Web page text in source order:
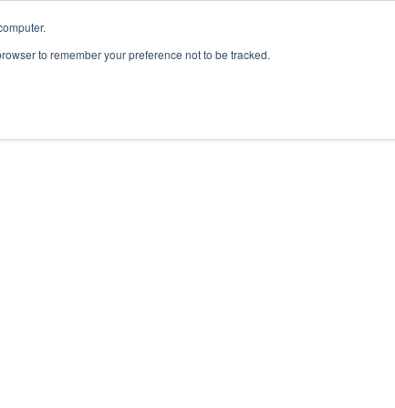
to remember your preference not to be tracked.